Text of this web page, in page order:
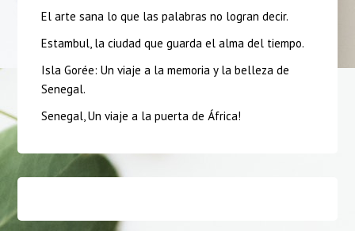
El arte sana lo que las palabras no logran decir.
Estambul, la ciudad que guarda el alma del tiempo.
Isla Gorée: Un viaje a la memoria y la belleza de
Senegal.
Senegal, Un viaje a la puerta de África!